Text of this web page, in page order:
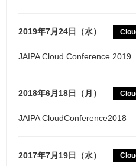
2019年7月24日（水）
JAIPA Cloud Conference 2019
2018年6月18日（月）
JAIPA CloudConference2018
2017年7月19日（水）